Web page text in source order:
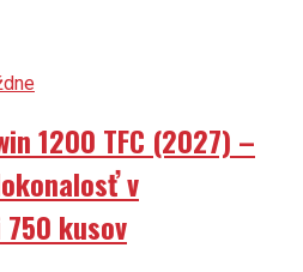
1200 TFC (2027) –
v
kusov